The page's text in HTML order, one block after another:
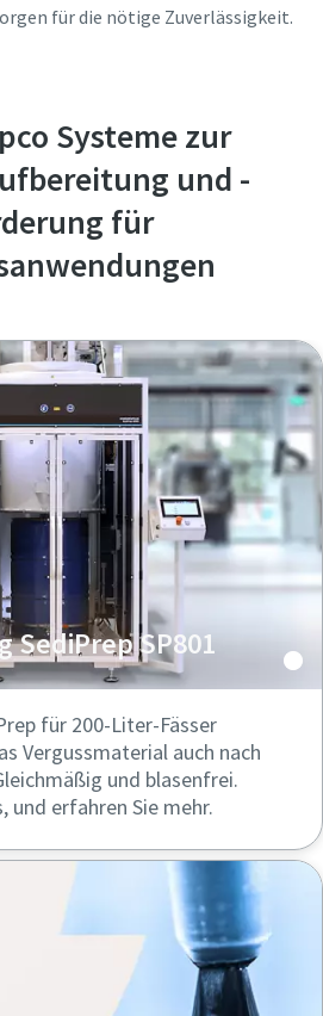
für die nötige Zuverlässigkeit.
Systeme zur
und -
für
SediPrep SP801
für 200-Liter-Fässer
Vergussmaterial auch nach
und blasenfrei.
und erfahren Sie mehr.